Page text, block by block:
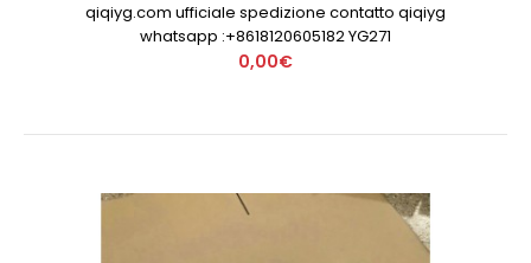
qiqiyg.com ufficiale spedizione contatto qiqiyg
whatsapp :+8618120605182 YG271
0,00€